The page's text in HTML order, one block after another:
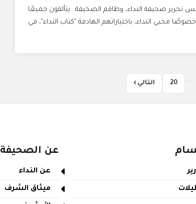
تحرير صحيفة النداء، وطاقم الصحيفة.. يتألقون جميعًا
محبي النداء، باختياراتهم الهادفة "كتاب النداء"، في
...
20 التالي ›
عن الصحيفة
عن النداء
ميثاق الشرف